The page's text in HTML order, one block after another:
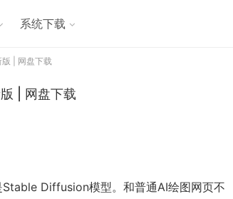
系统下载
| 网盘下载
| 网盘下载
Diffusion模型。和普通AI绘图网页不